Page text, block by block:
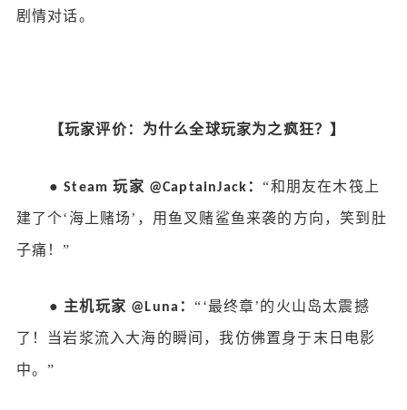
剧情对话。
【玩家评价：为什么全球玩家为之疯狂？】
● Steam玩家 @CaptainJack ：“和朋友在木筏上
建了个‘海上赌场’，用鱼叉赌鲨鱼来袭的方向，笑到肚
子痛！”
● 主机玩家 @Luna ：“‘最终章’的火山岛太震撼
了！当岩浆流入大海的瞬间，我仿佛置身于末日电影
中。”